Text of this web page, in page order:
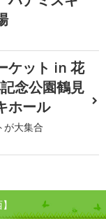
ケット in 花
念公園鶴見
ホール
が大集合